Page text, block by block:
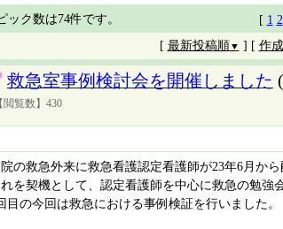
ック数は74件です。 [ 1 2
[ 最新投稿順 ▼ ] [ 作
救急室事例検討会を開催しました
閲覧数】430
の救急外来に救急看護認定看護師が23年6月から
を契機として、認定看護師を中心に救急の勉強
目の今回は救急における事例検証を行いました。